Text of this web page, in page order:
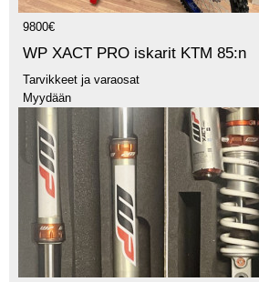
9800€
WP XACT PRO iskarit KTM 85:n
Tarvikkeet ja varaosat
Myydään